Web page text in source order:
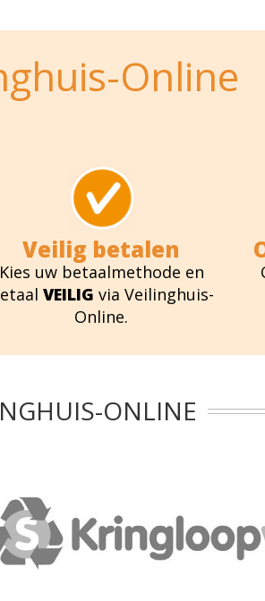
Online
Veilig betalen
Kies uw betaalmethode en
VEILIG via Veilinghuis-
Online.
ONLINE